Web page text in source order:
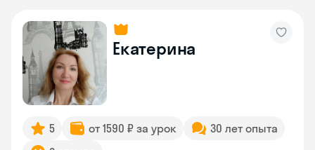
Екатерина
5 от 1590 ₽ за урок
30 лет опыта